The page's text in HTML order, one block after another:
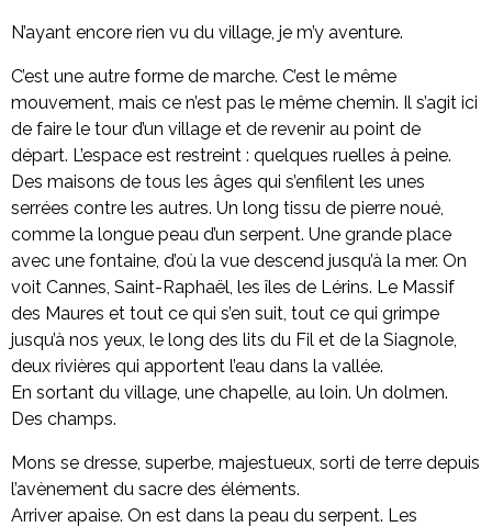
N’ayant encore rien vu du village, je m’y aventure.
C’est une autre forme de marche. C’est le même
mouvement, mais ce n’est pas le même chemin. Il s’agit ici
de faire le tour d’un village et de revenir au point de
départ. L’espace est restreint : quelques ruelles à peine.
Des maisons de tous les âges qui s’enfilent les unes
serrées contre les autres. Un long tissu de pierre noué,
comme la longue peau d’un serpent. Une grande place
avec une fontaine, d’où la vue descend jusqu’à la mer. On
voit Cannes, Saint-Raphaël, les îles de Lérins. Le Massif
des Maures et tout ce qui s’en suit, tout ce qui grimpe
jusqu’à nos yeux, le long des lits du Fil et de la Siagnole,
deux rivières qui apportent l’eau dans la vallée.
En sortant du village, une chapelle, au loin. Un dolmen.
Des champs.
Mons se dresse, superbe, majestueux, sorti de terre depuis
l’avènement du sacre des éléments.
Arriver apaise. On est dans la peau du serpent. Les